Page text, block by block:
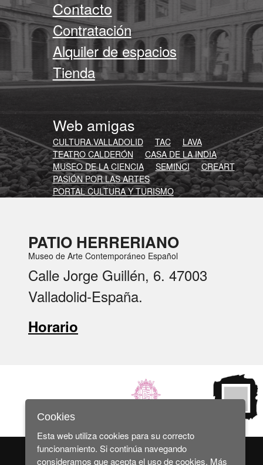
Contacto
Contratación
Alquiler de espacios
Tienda
Web amigas
CULTURA.VALLADOLID TAC
LAVA
TEATRO CALDERÓN
CASA DE LA INDIA
MUSEO DE LA CIENCIA
SEMINCI
CREART
PASIÓN POR LAS ARTES
PORTAL CULTURA Y TURISMO
PATIO HERRERIANO
Museo de Arte Contemporáneo Español
Calle Jorge Guillén, 6. 47003
Valladolid-España.
Horario
Cookies
Esta web utiliza cookies para su correcto
funcionamiento. Si continúa navegando
consideramos que acepta el uso de cookies. Más